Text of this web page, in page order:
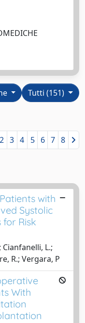
Tutti (151)
2 3 4 5 6 7 8
with
Systolic
for Risk
Cianfanelli, L.;
R.; Vergara, P
With